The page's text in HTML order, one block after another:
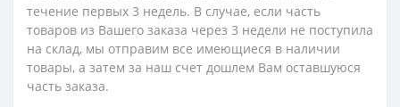
течение первых 3 недель. В случае, если часть
товаров из Вашего заказа через 3 недели не поступила
на склад, мы отправим все имеющиеся в наличии
товары, а затем за наш счет дошлем Вам оставшуюся
часть заказа.